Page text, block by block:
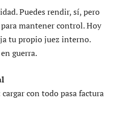
Puedes rendir, sí, pero
mantener control. Hoy
tu propio juez interno.
guerra.
con todo pasa factura